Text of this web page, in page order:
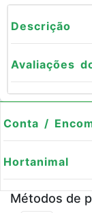
Descrição
Avaliações
Conta /
Hortanimal
Métodos de